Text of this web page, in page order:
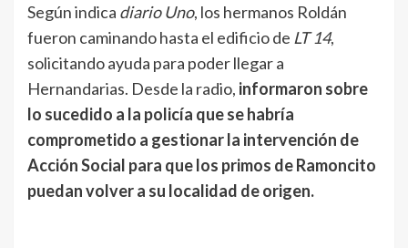
Según indica diario Uno, los hermanos Roldán
fueron caminando hasta el edificio de LT 14,
solicitando ayuda para poder llegar a
Hernandarias. Desde la radio, informaron sobre
lo sucedido a la policía que se habría
comprometido a gestionar la intervención de
Acción Social para que los primos de Ramoncito
puedan volver a su localidad de origen.